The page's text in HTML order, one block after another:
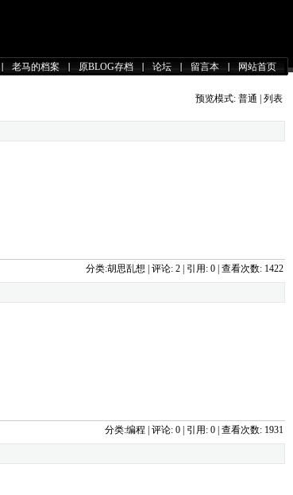
老马的档案 原BLOG存档 论坛 留言本 网站首页
预览模式: 普通 列表
分类:胡思乱想 评论: 2 | 引用: 0 | 查看次数: 1422
分类:编程 评论: 0 | 引用: 0 | 查看次数: 1931